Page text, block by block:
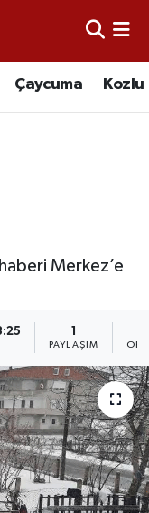
Çaycuma Kozlu
Merkez’e
1
PAYLAŞIM